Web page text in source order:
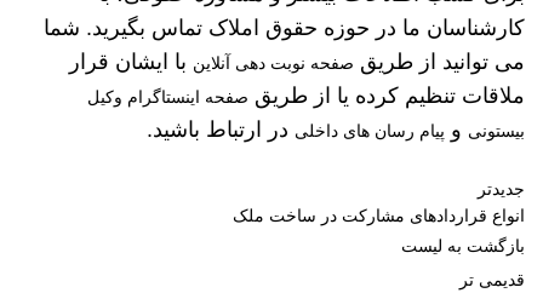
کارشناسان ما در حوزه حقوق املاک تماس بگیرید. شما
می توانید از طریق صفحه نوبت دهی آنلاین با ایشان قرار
ملاقات تنظیم کرده یا از طریق صفحه اینستاگرام وکیل
بیستونی و پیام رسان های داخلی در ارتباط باشید.
جدیدتر
انواع قراردادهای مشارکت در ساخت ملک
بازگشت به لیست
قدیمی تر